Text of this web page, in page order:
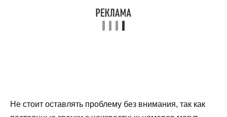
Не стоит оставлять проблему без внимания, так как